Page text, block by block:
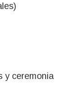
y ceremonia